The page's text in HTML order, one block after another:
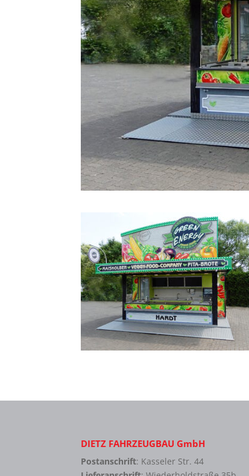
DIETZ FAHRZEUGBAU GmbH
Postanschrift: Kasseler Str. 44